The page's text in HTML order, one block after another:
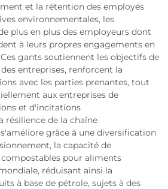
et la rétention des employés
environnementales, les
plus en plus des employeurs dont
à leurs propres engagements en
gants soutiennent les objectifs de
entreprises, renforcent la
avec les parties prenantes, tout
aux entreprises de
et d'incitations
résilience de la chaîne
grâce à une diversification
la capacité de
pour aliments
réduisant ainsi la
à base de pétrole, sujets à des